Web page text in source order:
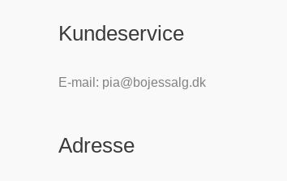
Kundeservice
E-mail: pia@bojessalg.dk
Adresse